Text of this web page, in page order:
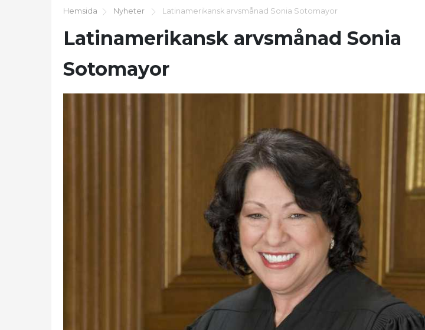
Hemsida Nyheter Latinamerikansk arvsmånad Sonia Sotomayor
Latinamerikansk arvsmånad Sonia
Sotomayor